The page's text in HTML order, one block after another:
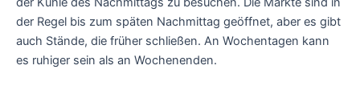
der Regel bis zum späten Nachmittag geöffnet, aber es gibt
auch Stände, die früher schließen. An Wochentagen kann
es ruhiger sein als an Wochenenden.